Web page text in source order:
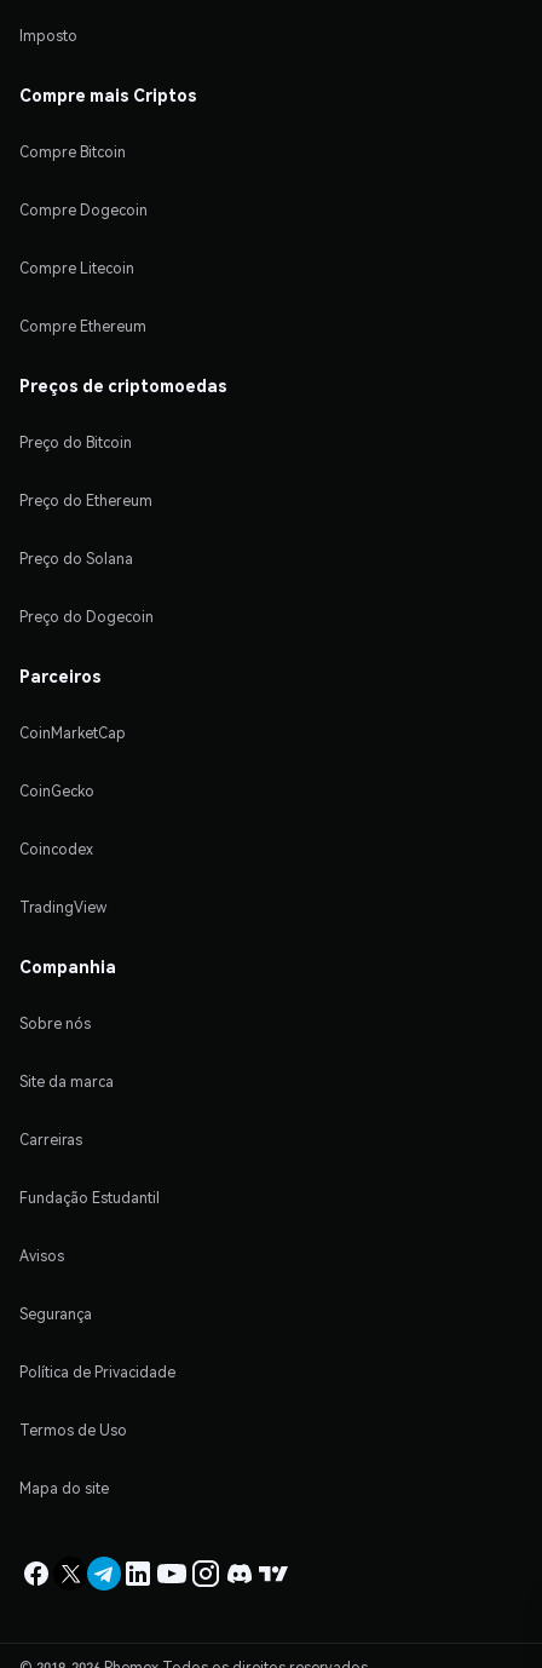
Imposto
Compre mais Criptos
Compre Bitcoin
Compre Dogecoin
Compre Litecoin
Compre Ethereum
Preços de criptomoedas
Preço do Bitcoin
Preço do Ethereum
Preço do Solana
Preço do Dogecoin
Parceiros
CoinMarketCap
CoinGecko
Coincodex
TradingView
Companhia
Sobre nós
Site da marca
Carreiras
Fundação Estudantil
Avisos
Segurança
Política de Privacidade
Termos de Uso
Mapa do site